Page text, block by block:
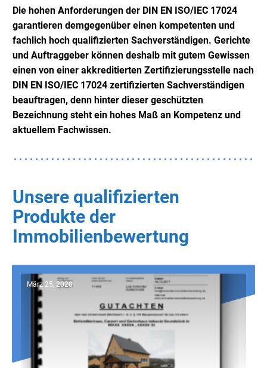
Die hohen Anforderungen der DIN EN ISO/IEC 17024
garantieren demgegenüber einen kompetenten und
fachlich hoch qualifizierten Sachverständigen. Gerichte
und Auftraggeber können deshalb mit gutem Gewissen
einen von einer akkreditierten Zertifizierungsstelle nach
DIN EN ISO/IEC 17024 zertifizierten Sachverständigen
beauftragen, denn hinter dieser geschützten
Bezeichnung steht ein hohes Maß an Kompetenz und
aktuellem Fachwissen.
Unsere qualifizierten
Produkte der
Immobilienbewertung
März 25, 2020